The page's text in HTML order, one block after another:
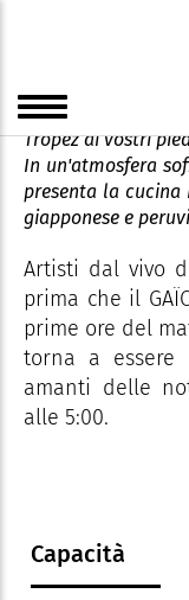
Affacciato sul
Tropez ai vostri
In un'atmosfera
presenta la
giapponese e
Artisti dal vivo
prima che il
prime ore del
torna a
amanti delle
alle 5:00.
Capacità